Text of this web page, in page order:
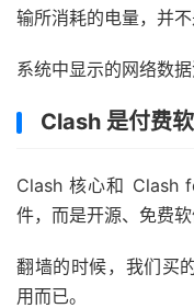
输所消耗的电量，并
系统中显示的网络数
Clash 是付费软
Clash 核心和 Clash
件，而是开源、免费软
翻墙的时候，我们买
用而已。